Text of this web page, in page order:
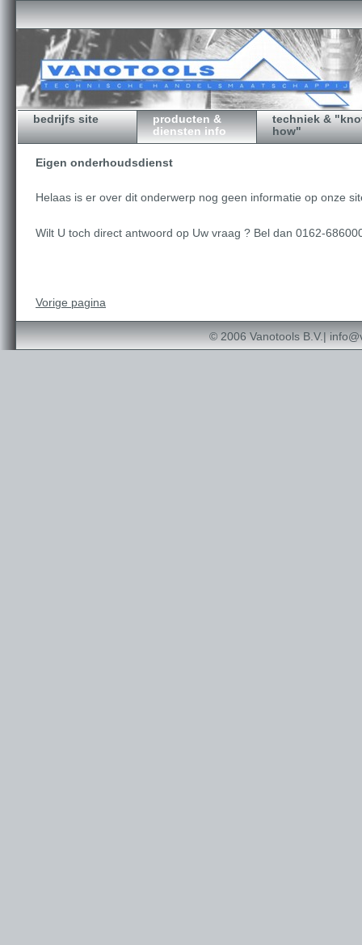
bedrijfs site
producten &
diensten info
techniek &
how"
Eigen onderhoudsdienst
Helaas is er over dit onderwerp nog geen informatie op onze
Wilt U toch direct antwoord op Uw vraag ? Bel dan 0162-
Vorige pagina
© 2006 Vanotools B.V.|